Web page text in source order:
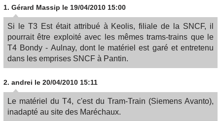
1. Gérard Massip le 19/04/2010 15:00
Si le T3 Est était attribué à Keolis, filiale de la SNCF, il
pourrait être exploité avec les mêmes trams-trains que le
T4 Bondy - Aulnay, dont le matériel est garé et entretenu
dans les emprises SNCF à Pantin.
2. andrei le 20/04/2010 15:11
Le matériel du T4, c'est du Tram-Train (Siemens Avanto),
inadapté au site des Maréchaux.